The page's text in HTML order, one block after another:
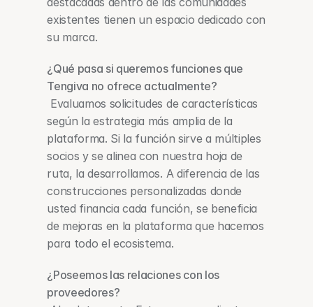
existentes tienen un espacio dedicado con
su marca.
¿Qué pasa si queremos funciones que
Tengiva no ofrece actualmente?
según la estrategia más amplia de la
plataforma. Si la función sirve a múltiples
socios y se alinea con nuestra hoja de
ruta, la desarrollamos. A diferencia de las
construcciones personalizadas donde
usted financia cada función, se beneficia
de mejoras en la plataforma que hacemos
para todo el ecosistema.
¿Poseemos las relaciones con los
proveedores?